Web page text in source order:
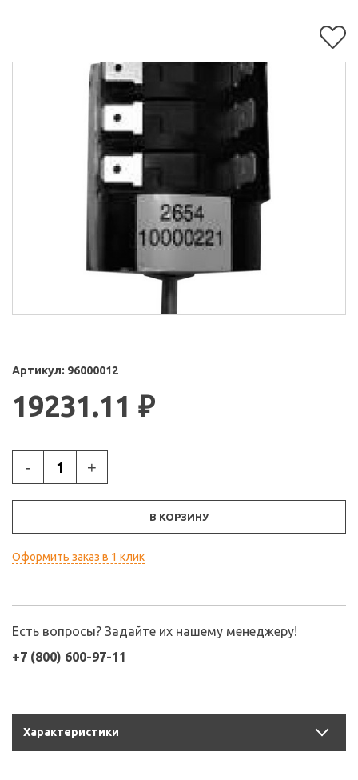
Артикул: 96000012
19231.11 ₽
- +
В КОРЗИНУ
Оформить заказ в 1 клик
Есть вопросы? Задайте их нашему менеджеру!
+7 (800) 600-97-11
Характеристики